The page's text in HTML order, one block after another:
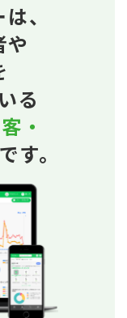
、
や
る
・
です。